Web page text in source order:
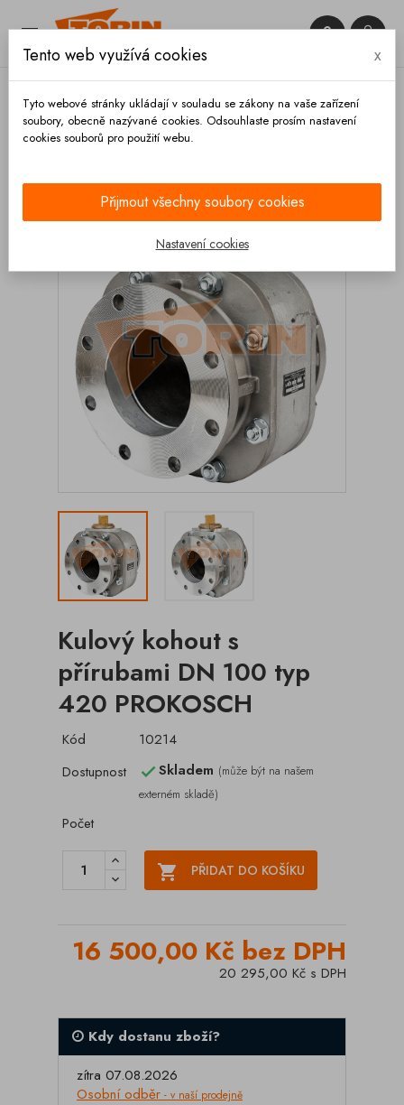
 

Kulový kohout s
přírubami DN 100 typ
420 PROKOSCH
Kód
10214
Dostupnost
Skladem (může být na našem
externém skladě)
Počet
 PŘIDAT DO KOŠÍKU
16 500,00 Kč bez DPH
20 295,00 Kč s DPH
Kdy dostanu zboží?
zítra 07.08.2026
Osobní odběr - v naší prodejně
Tento web využívá cookies x
Tyto webové stránky ukládají v souladu se zákony na vaše zařízení
soubory, obecně nazývané cookies. Odsouhlaste prosím nastavení
cookies souborů pro použití webu.
Přijmout všechny soubory cookies
Nastavení cookies